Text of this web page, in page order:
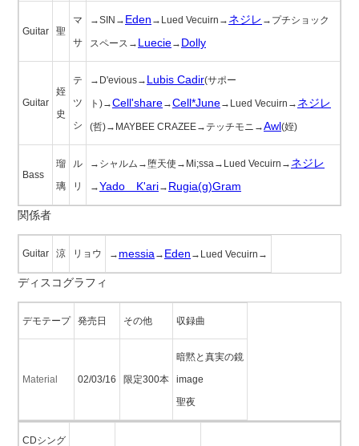
Guitar 聖
マ
サ
→SIN→ Eden →Lued Vecuirn→ ネジレ →プチショック
スペース→ Luecie→ Dolly
Guitar
姪
史
テ
ツ
シ
→D'evious→ Lubis Cadir(サポー
ト)→Cell'share→Cell*June→Lued Vecuirn→ ネジレ
(哲)→MAYBEE CRAZEE→テッチモニ→Awl (姪)
Bass
瑠
璃
ル
リ
→シャルム→堕天使→Mi;ssa→Lued Vecuirn→ ネジレ
→Yado≠K'ari→ Rugia(g)Gram
関係者
Guitar 涼 リョウ → messia → Eden →Lued Vecuirn→
ディスコグラフィ
デモテープ 発売日 その他 収録曲
Material 02/03/16 限定300本
暗黙と真実の鏡
image
聖夜
CDシング